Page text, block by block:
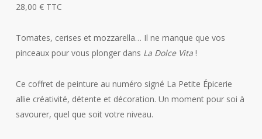
28,00 € TTC
Tomates, cerises et mozzarella… Il ne manque que vos
pinceaux pour vous plonger dans La Dolce Vita!
Ce coffret de peinture au numéro signé La Petite Épicerie
allie créativité, détente et décoration. Un moment pour soi à
savourer, quel que soit votre niveau.